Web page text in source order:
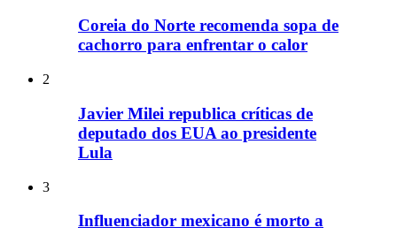
Coreia do Norte recomenda sopa de
cachorro para enfrentar o calor
2
Javier Milei republica críticas de
deputado dos EUA ao presidente
Lula
3
Influenciador mexicano é morto a